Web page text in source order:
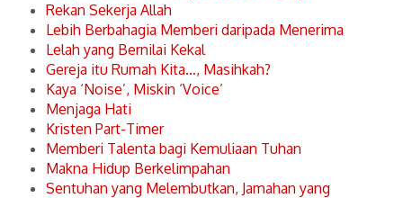
Rekan Sekerja Allah
Lebih Berbahagia Memberi daripada Menerima
Lelah yang Bernilai Kekal
Gereja itu Rumah Kita…, Masihkah?
Kaya ‘Noise’, Miskin ‘Voice’
Menjaga Hati
Kristen Part-Timer
Memberi Talenta bagi Kemuliaan Tuhan
Makna Hidup Berkelimpahan
Sentuhan yang Melembutkan, Jamahan yang